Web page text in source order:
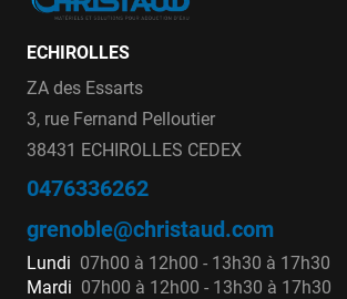
ECHIROLLES
ZA des Essarts
3, rue Fernand Pelloutier
38431 ECHIROLLES CEDEX
0476336262
grenoble@christaud.com
Lundi 07h00 à 12h00 - 13h30 à 17h30
Mardi 07h00 à 12h00 - 13h30 à 17h30